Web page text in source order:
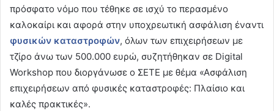
πρόσφατο νόμο που τέθηκε σε ισχύ το περασμένο
καλοκαίρι και αφορά στην υποχρεωτική ασφάλιση έναντι
φυσικών καταστροφών, όλων των επιχειρήσεων με
τζίρο άνω των 500.000 ευρώ, συζητήθηκαν σε Digital
Workshop που διοργάνωσε ο ΣΕΤΕ με θέμα «Ασφάλιση
επιχειρήσεων από φυσικές καταστροφές: Πλαίσιο και
καλές πρακτικές».